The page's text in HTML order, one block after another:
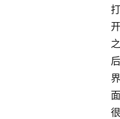
打
开
之
后
界
面
很